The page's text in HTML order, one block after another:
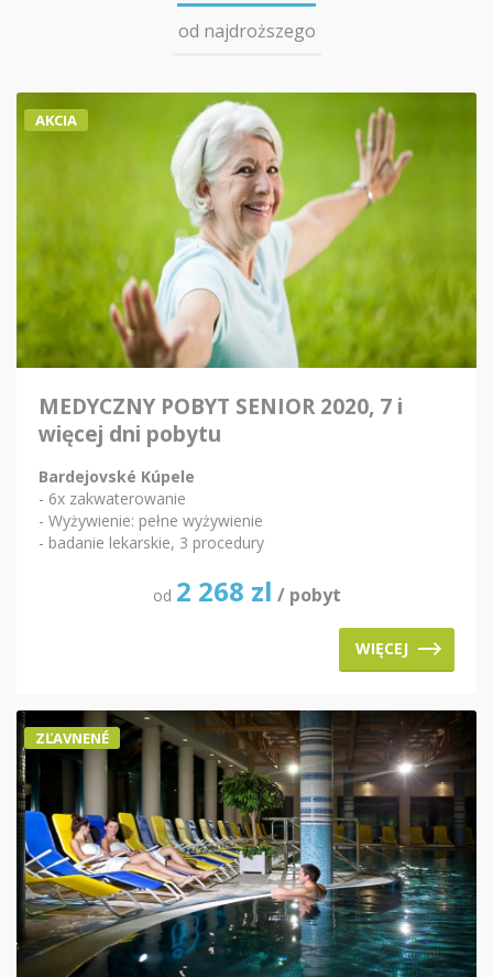
od najdroższego
AKCIA
MEDYCZNY POBYT SENIOR 2020, 7 i
więcej dni pobytu
Bardejovské Kúpele
- 6x zakwaterowanie
- Wyżywienie: pełne wyżywienie
- badanie lekarskie, 3 procedury
od 2 268 zl / pobyt
WIĘCEJ
ZĽAVNENÉ